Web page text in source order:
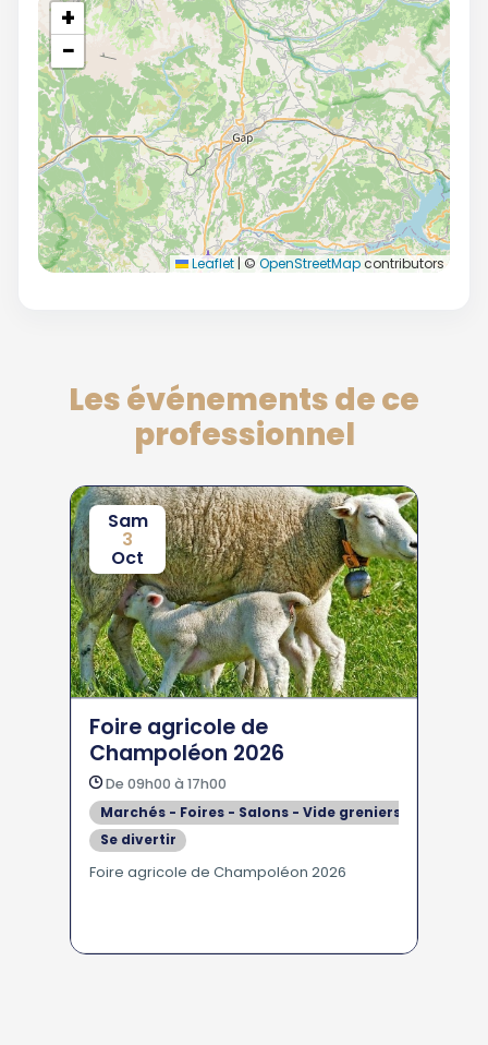
+
−
Leaflet | © OpenStreetMapcontributors
Les événements de ce
professionnel
Sam
3
Oct
Foire agricole de
Champoléon 2026
De 09h00 à 17h00
Marchés - Foires - Salons - Vide greniers
Se divertir
En Famille - Pour les Enfants
Foire agricole de Champoléon 2026